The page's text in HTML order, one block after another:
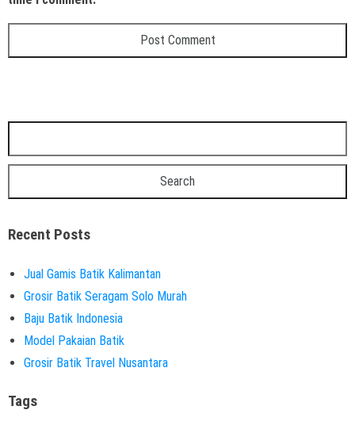
Recent Posts
Jual Gamis Batik Kalimantan
Grosir Batik Seragam Solo Murah
Baju Batik Indonesia
Model Pakaian Batik
Grosir Batik Travel Nusantara
Tags